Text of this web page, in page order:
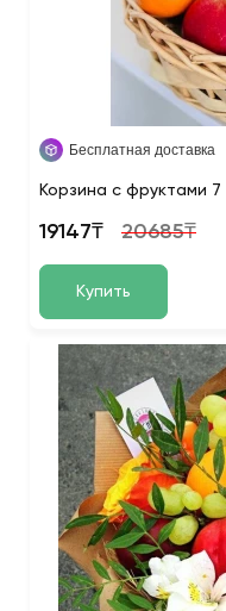
Бесплатная доставка
Корзина с фруктами 7
19147₸ 20685₸
Купить